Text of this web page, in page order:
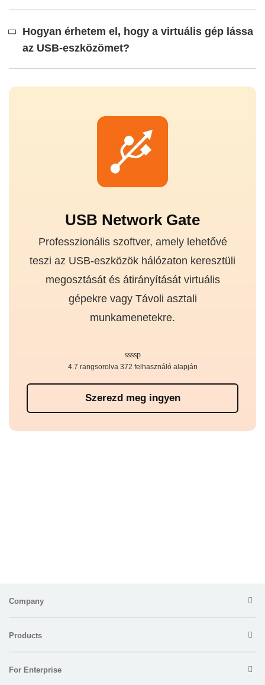
Hogyan érhetem el, hogy a virtuális gép lássa
az USB-eszközömet?
USB Network Gate
Professzionális szoftver, amely lehetővé
teszi az USB-eszközök hálózaton keresztüli
megosztását és átirányítását virtuális
gépekre vagy Távoli asztali
munkamenetekre.
Szerezd meg ingyen
4.7 rangsorolva 372 felhasználó alapján
Company
Products
For Enterprise